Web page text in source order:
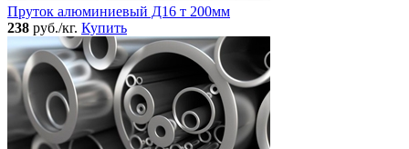
Пруток алюминиевый Д16 т 200мм
238 руб./кг. Купить